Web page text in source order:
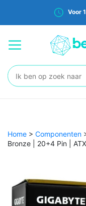
Voor
Zoeken:
Home > Componenten
Bronze | 20+4 Pin |